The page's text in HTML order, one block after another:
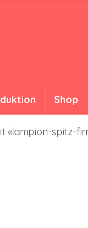
Shop
«lampion-spitz-